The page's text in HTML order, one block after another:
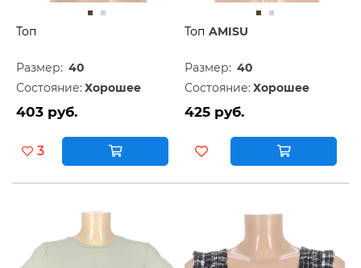
Топ
Размер: 40
Состояние: Хорошее
403 руб.
3
Топ AMISU
Размер: 40
Состояние: Хорошее
425 руб.